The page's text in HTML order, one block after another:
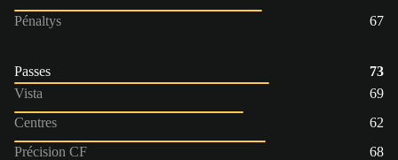
Pénaltys
67
Passes
73
Vista
69
Centres
62
Précision CF
68